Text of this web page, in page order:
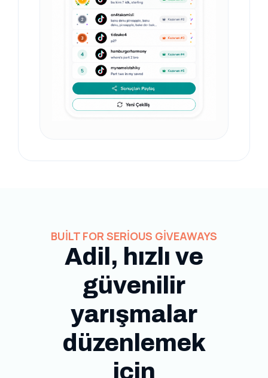
BUILT FOR SERIOUS GIVEAWAYS
Adil, hızlı ve
güvenilir
yarışmalar
düzenlemek
için